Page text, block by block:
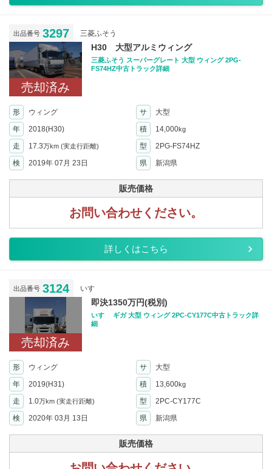
出品番号 3297 三菱ふそう
売却済み
H30 大型アルミウィング
三菱ふそう スーパーグレート 大型 ウィング 2PG-
FS74HZ中古トラック詳細
形 ウィング サ
大型
年
2018(H30) 積 14,000kg
走 17.3万km (実走行距離) 型
2PG-FS74HZ
検
2019年 07月 23日 県 新潟県
販売価格
お問い合わせください。
詳しくはこちら
出品番号 3124 いすゞ
売却済み
即決1350万円(税別)
いすゞ ギガ 大型 ウィング 2PC-CY177C中古トラック詳
細
形 ウィング サ
大型
年
2019(H31) 積 13,600kg
走 1.0万km (実走行距離) 型
2PC-CY177C
検
2020年 03月 13日 県 新潟県
販売価格